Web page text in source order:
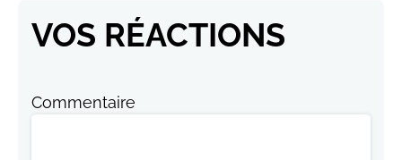
VOS RÉACTIONS
Commentaire